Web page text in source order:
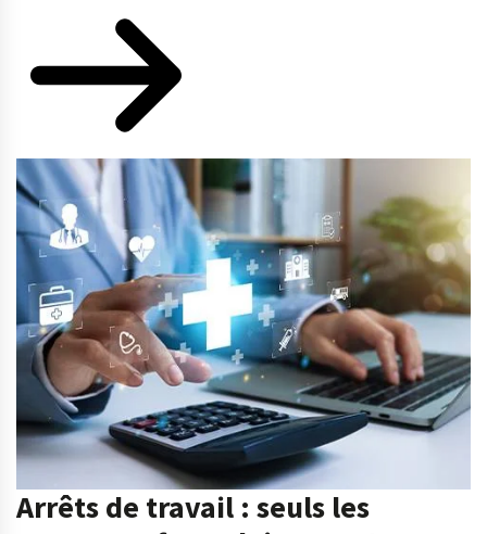
Arrêts de travail : seuls les